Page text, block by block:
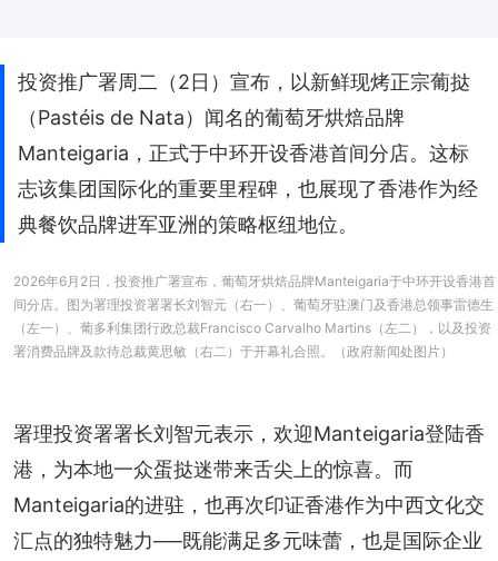
投资推广署周二（2日）宣布，以新鲜现烤正宗葡挞
（Pastéis de Nata）闻名的葡萄牙烘焙品牌
Manteigaria，正式于中环开设香港首间分店。这标
志该集团国际化的重要里程碑，也展现了香港作为经
典餐饮品牌进军亚洲的策略枢纽地位。
2026年6月2日，投资推广署宣布，葡萄牙烘焙品牌Manteigaria于中环开设香港首
间分店。图为署理投资署署长刘智元（右一）、葡萄牙驻澳门及香港总领事雷德生
（左一）、葡多利集团行政总裁Francisco Carvalho Martins（左二），以及投资
署消费品牌及款待总裁黄思敏（右二）于开幕礼合照。（政府新闻处图片）
署理投资署署长刘智元表示，欢迎Manteigaria登陆香
港，为本地一众蛋挞迷带来舌尖上的惊喜。而
Manteigaria的进驻，也再次印证香港作为中西文化交
汇点的独特魅力──既能满足多元味蕾，也是国际企业